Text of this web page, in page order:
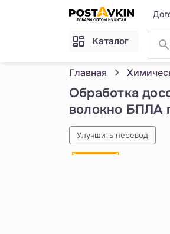
Перейти к основному содержимому
Каталог
Главная
Обработка
волокно БПЛА
Улучшить перевод